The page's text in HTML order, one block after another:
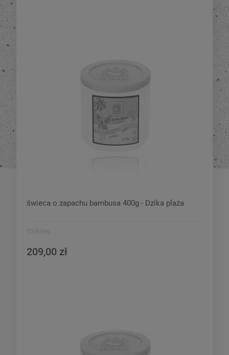
świeca o zapachu bambusa 400g - Dzika plaża
dzikilas
209,00 zł